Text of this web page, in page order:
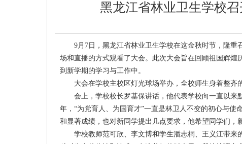
黑龙江省林业卫生学校
9月7日，黑龙江省林业卫生学校在这金秋时节，隆重
场和直播的方式观看了大会。此次大会旨在回顾祖国辉
到新学期的学习与工作中。
大会在学校主校区灯光球场举办，全校师生身着整齐的
会上，学校校长罗基保讲话，他代表学校向一直以来
年，“为党育人、为国育才”一直是林卫人不变的初心与
和显著成绩，也对新同学提出几点要求，他希望同学们，
学校教师范可欣、李文博和学生潘志桐、王义江带来